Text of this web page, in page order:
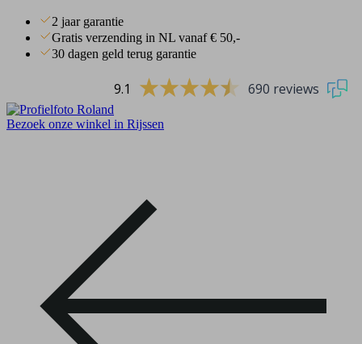
2 jaar garantie
Gratis verzending in NL vanaf € 50,-
30 dagen geld terug garantie
9.1 690 reviews
Bezoek onze winkel in Rijssen